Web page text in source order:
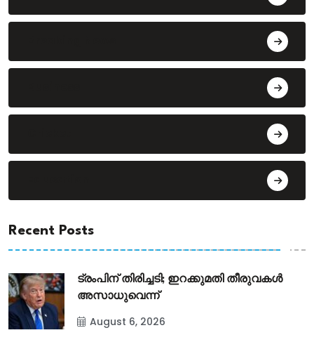
Recent Posts
ട്രംപിന് തിരിച്ചടി; ഇറക്കുമതി തീരുവകൾ
അസാധുവെന്ന്
August 6, 2026